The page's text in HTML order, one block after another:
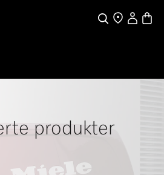
Søk
Finn enMin Konto
produkter